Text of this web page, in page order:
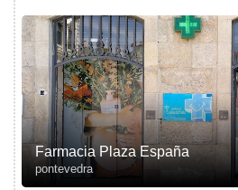
Farmacia Plaza España
pontevedra